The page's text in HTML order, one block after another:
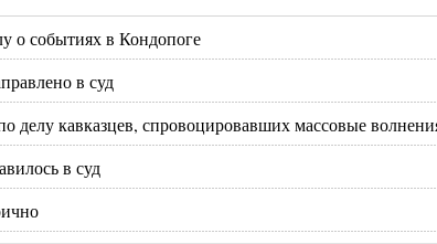
о событиях в Кондопоге
в суд
делу кавказцев, спровоцировавших массовые
в суд